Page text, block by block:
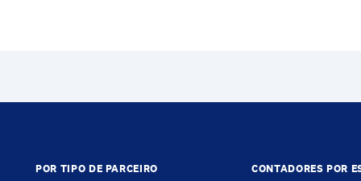
POR TIPO DE PARCEIRO CONTADORES POR